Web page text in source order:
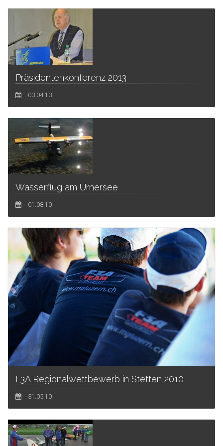
Präsidentenkonferenz 2013
03.04.13
Wasserflug am Urnersee
01.08.10
F3A Regionalwettbewerb in Stetten 2010
31.05.10